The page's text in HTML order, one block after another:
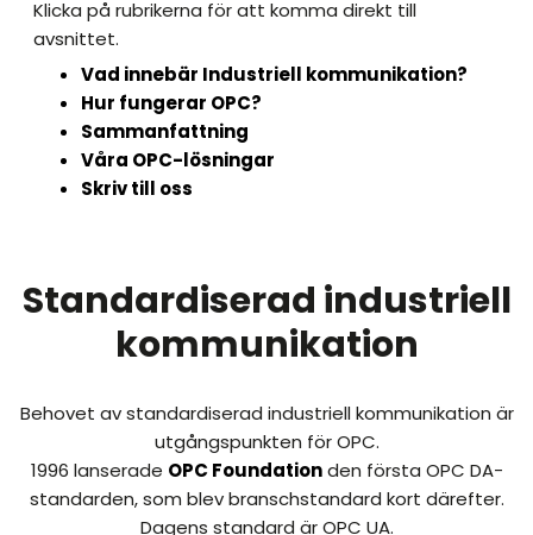
Klicka på rubrikerna för att komma direkt till
avsnittet.
Vad innebär Industriell kommunikation?
Hur fungerar OPC?
Sammanfattning
Våra OPC-lösningar
Skriv till oss
Standardiserad industriell
kommunikation
Behovet av standardiserad industriell kommunikation är
utgångspunkten för OPC.
1996 lanserade OPC Foundationden första OPC DA-
standarden, som blev branschstandard kort därefter.
Dagens standard är OPC UA.